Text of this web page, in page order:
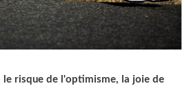
le risque de l'optimisme, la joie de